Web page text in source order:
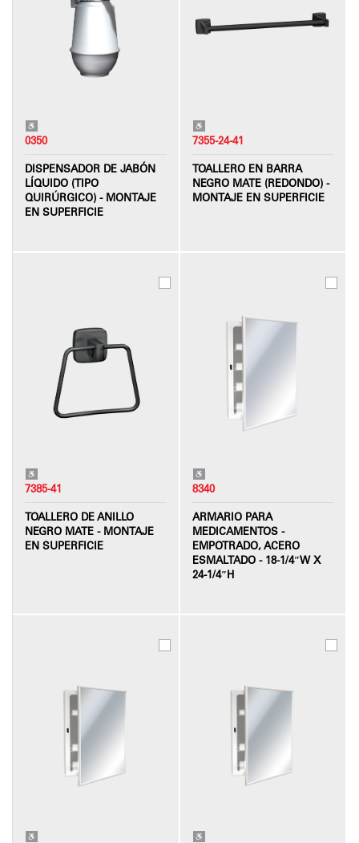
0350
DISPENSADOR DE JABÓN
LÍQUIDO (TIPO
QUIRÚRGICO) - MONTAJE
EN SUPERFICIE
7355-24-41
TOALLERO EN BARRA
NEGRO MATE (REDONDO) -
MONTAJE EN SUPERFICIE
7385-41
TOALLERO DE ANILLO
NEGRO MATE - MONTAJE
EN SUPERFICIE
8340
ARMARIO PARA
MEDICAMENTOS -
EMPOTRADO, ACERO
ESMALTADO - 18-1/4″W X
24-1/4″H